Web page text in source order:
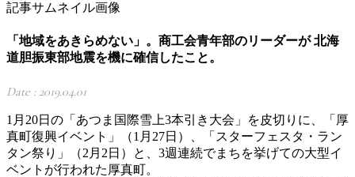
記事サムネイル画像
「地域をあきらめない」。商工会青年部のリーダーが 北海
道胆振東部地震を機に確信したこと。
Date : 2019.04.01
1月20日の「あつま国際雪上3本引き大会」を皮切りに、「厚
真町復興イベント」（1月27日）、「スターフェスタ・ラン
タン祭り」（2月2日）と、3週連続でまちを挙げての大型イ
ベントが行われた厚真町。